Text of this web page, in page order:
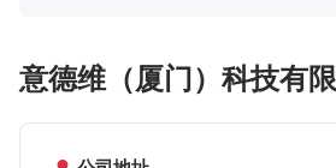
意德维（厦门）科技有